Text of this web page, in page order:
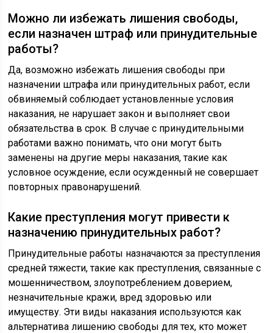
Можно ли избежать лишения свободы,
если назначен штраф или принудительные
работы?
Да, возможно избежать лишения свободы при
назначении штрафа или принудительных работ, если
обвиняемый соблюдает установленные условия
наказания, не нарушает закон и выполняет свои
обязательства в срок. В случае с принудительными
работами важно понимать, что они могут быть
заменены на другие меры наказания, такие как
условное осуждение, если осужденный не совершает
повторных правонарушений.
Какие преступления могут привести к
назначению принудительных работ?
Принудительные работы назначаются за преступления
средней тяжести, такие как преступления, связанные с
мошенничеством, злоупотреблением доверием,
незначительные кражи, вред здоровью или
имуществу. Эти виды наказания используются как
альтернатива лишению свободы для тех, кто может